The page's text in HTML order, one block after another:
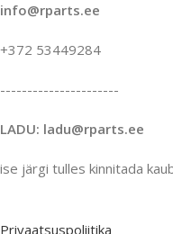
info@rparts.ee
+372 53449284
----------------------
LADU: ladu@rparts.ee
ise järgi tulles kinnitada
Privaatsuspoliitika